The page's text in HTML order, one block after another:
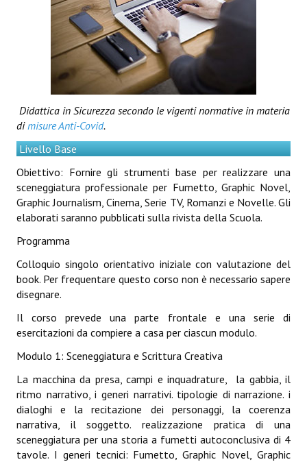
Didattica in Sicurezza secondo le vigenti normative in materia
dimisure Anti-Covid.
Livello Base
Obiettivo: Fornire gli strumenti base per realizzare una
sceneggiatura professionale per Fumetto, Graphic Novel,
Graphic Journalism, Cinema, Serie TV, Romanzi e Novelle. Gli
elaborati saranno pubblicati sulla rivista della Scuola.
Programma
Colloquio singolo orientativo iniziale con valutazione del
book. Per frequentare questo corso non è necessario sapere
disegnare.
Il corso prevede una parte frontale e una serie di
esercitazioni da compiere a casa per ciascun modulo.
Modulo 1: Sceneggiatura e Scrittura Creativa
La macchina da presa, campi e inquadrature, la gabbia, il
ritmo narrativo, i generi narrativi. tipologie di narrazione. i
dialoghi e la recitazione dei personaggi, la coerenza
narrativa, il soggetto. realizzazione pratica di una
sceneggiatura per una storia a fumetti autoconclusiva di 4
tavole. I generi tecnici: Fumetto, Graphic Novel, Graphic